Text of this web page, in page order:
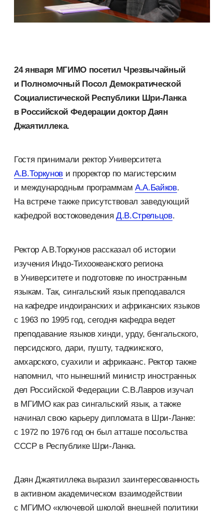
24 января МГИМО посетил Чрезвычайный
и Полномочный Посол Демократической
Социалистической Республики Шри-Ланка
в Российской Федерации доктор Даян
Джаятиллека.
Гостя принимали ректор Университета
А.В.Торкунови проректор по магистерским
и международным программам А.А.Байков.
На встрече также присутствовал заведующий
кафедрой востоковедения Д.В.Стрельцов.
Ректор А.В.Торкунов рассказал об истории
изучения Индо-Тихоокеанского региона
в Университете и подготовке по иностранным
языкам. Так, сингальский язык преподавался
на кафедре индоиранских и африканских языков
с 1963 по 1995 год, сегодня кафедра ведет
преподавание языков хинди, урду, бенгальского,
персидского, дари, пушту, таджикского,
амхарского, суахили и африкаанс. Ректор также
напомнил, что нынешний министр иностранных
дел Российской Федерации С.В.Лавров изучал
в МГИМО как раз сингальский язык, а также
начинал свою карьеру дипломата в Шри-Ланке:
с 1972 по 1976 год он был атташе посольства
СССР в Республике Шри-Ланка.
Даян Джаятиллека выразил заинтересованность
в активном академическом взаимодействии
с МГИМО «ключевой школой внешней политики